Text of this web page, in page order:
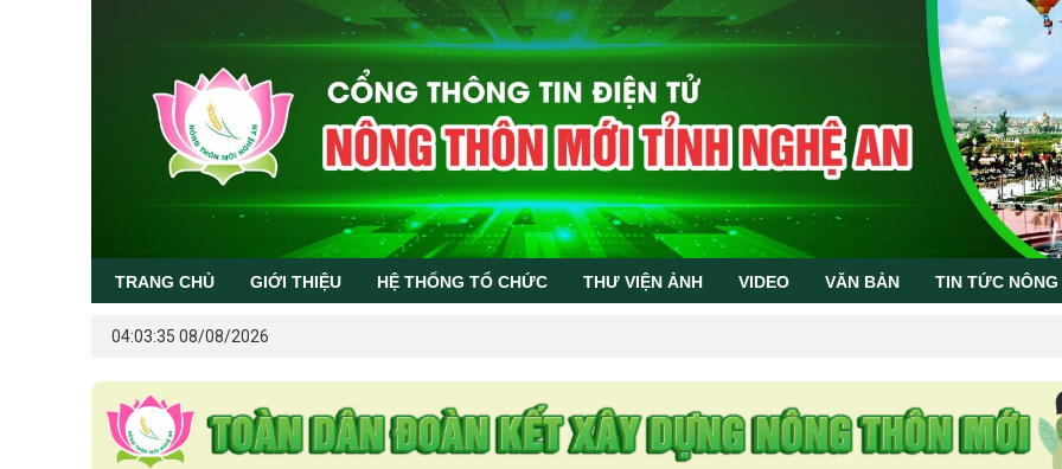
TRANG CHỦ GIỚI THIỆU HỆ THỐNG TỔ CHỨC THƯ VIỆN ẢNH VIDEO VĂN BẢN TIN TỨC
04:03:35 08/08/2026